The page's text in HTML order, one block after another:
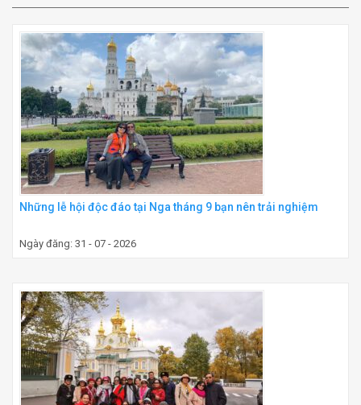
Những lễ hội độc đáo tại Nga tháng 9 bạn nên trải nghiệm
Ngày đăng: 31 - 07 - 2026